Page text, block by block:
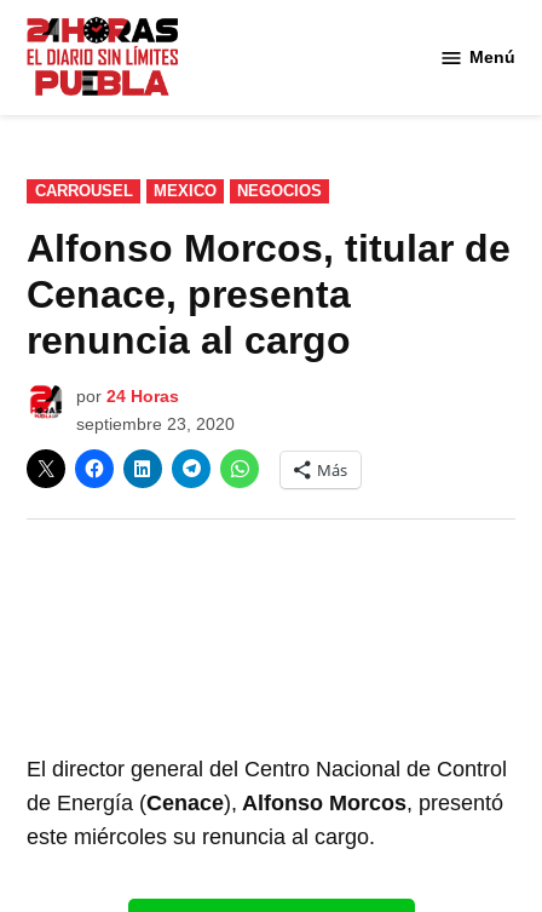
Saltar
contenido
Menú
PUBLICADO
EN
CARROUSEL MEXICO NEGOCIOS
Alfonso Morcos, titular de
Cenace, presenta
renuncia al cargo
por 24 Horas
septiembre 23, 2020
Más
El director general del Centro Nacional de Control
de Energía (Cenace), Alfonso Morcos, presentó
este miércoles su renuncia al cargo.